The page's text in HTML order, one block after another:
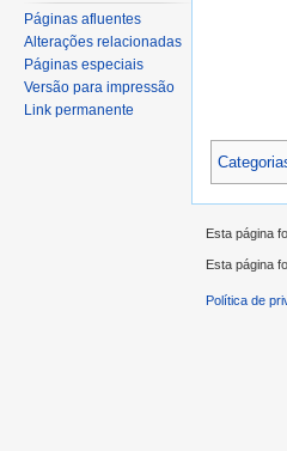
Páginas afluentes
Alterações relacionadas
Páginas especiais
Versão para impressão
Link permanente
Esta página
Esta página
Política de